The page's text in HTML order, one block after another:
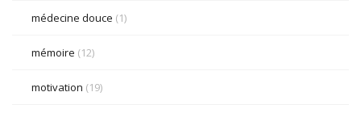
médecine douce (1)
mémoire (12)
motivation (19)